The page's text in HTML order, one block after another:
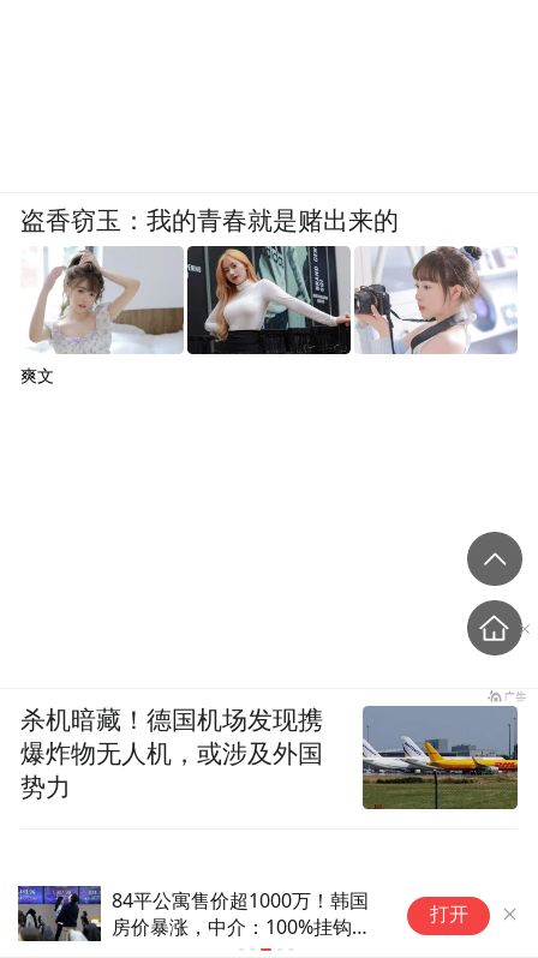
84平公寓售价超1000万！韩国
房价暴涨，中介：100%挂钩芯
打开
盗香窃玉：我的青春就是赌出来的
爽文
杀机暗藏！德国机场发现携
爆炸物无人机，或涉及外国
势力